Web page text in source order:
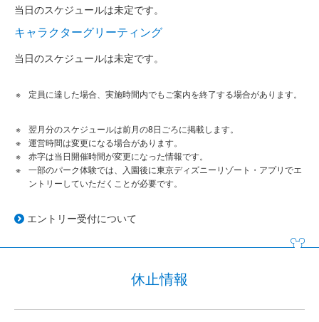
当日のスケジュールは未定です。
キャラクターグリーティング
当日のスケジュールは未定です。
定員に達した場合、実施時間内でもご案内を終了する場合があります。
翌月分のスケジュールは前月の8日ごろに掲載します。
運営時間は変更になる場合があります。
赤字は当日開催時間が変更になった情報です。
一部のパーク体験では、入園後に東京ディズニーリゾート・アプリでエ
ントリーしていただくことが必要です。
エントリー受付について
休止情報